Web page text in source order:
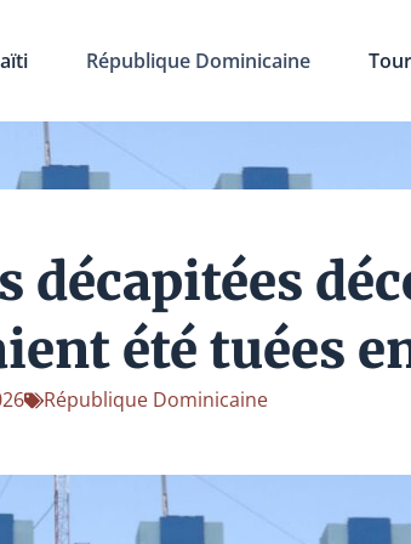
République Dominicaine
décapitées
été tuées
République Dominicaine